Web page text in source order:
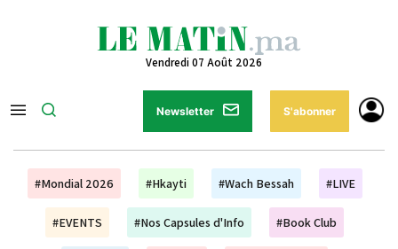
Vendredi 07 Août 2026
Newsletter S'abonner
#Mondial 2026 #Hkayti #Wach Bessah #LIVE
#EVENTS #Nos Capsules d'Info #Book Club